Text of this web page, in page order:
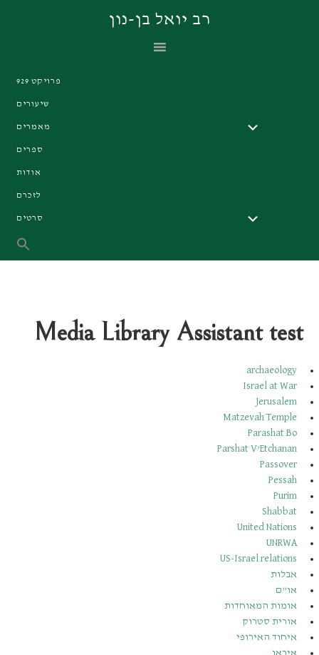
רב יואל בן-נון
פרויקט 929
שיעורים
מאמרים
ספרים
אודות
לזכרם
סרטים
Media Library Assistant test
archaeology
Israel at War
Jerusalem
Matzevah Temple
Parashat Bo
Parshat V’Etchanan
Passover
Pessah
Purim
Shabbat
United Nations
UNRWA
US-Israel relations
אבלות
או”ם
אומות המאוחדות
אורית סטרוק
איחוד האירופי
איראן